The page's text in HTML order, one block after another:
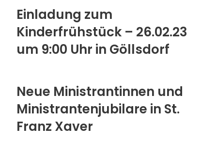
Einladung zum
Kinderfrühstück – 26.02.23
um 9:00 Uhr in Göllsdorf
Neue Ministrantinnen und
Ministrantenjubilare in St.
Franz Xaver